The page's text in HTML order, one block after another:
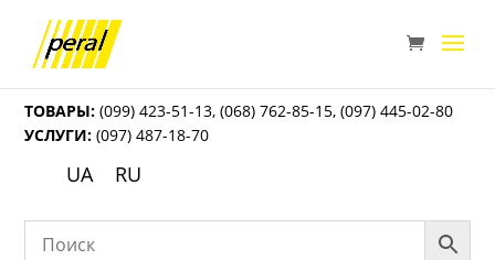
ТОВАРЫ: (099) 423-51-13,(068) 762-85-15,(097) 445-02-80
УСЛУГИ: (097) 487-18-70
UA RU